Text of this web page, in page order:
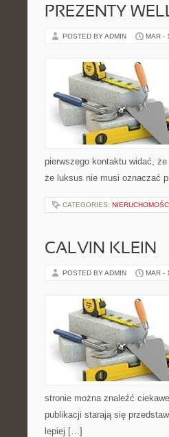
PREZENTY
POSTED BY ADMIN MAR -
pierwszego kontaktu widać,
że luksus nie musi oznaczać
CATEGORIES:
CALVIN KLEIN
POSTED BY ADMIN MAR -
stronie można znaleźć
publikacji starają się
lepiej […]